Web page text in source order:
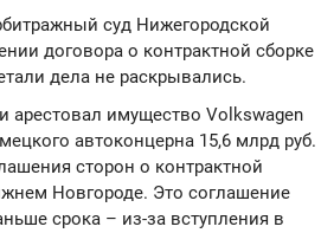
суд Нижегородской
договора о контрактной сборке
дела не раскрывались.
арестовал имущество Volkswagen
автоконцерна 15,6 млрд руб.
сторон о контрактной
Новгороде. Это соглашение
срока – из-за вступления в